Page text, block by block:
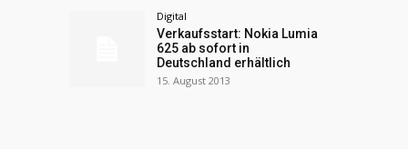
Digital
Verkaufsstart: Nokia Lumia
625 ab sofort in
Deutschland erhältlich
15. August 2013